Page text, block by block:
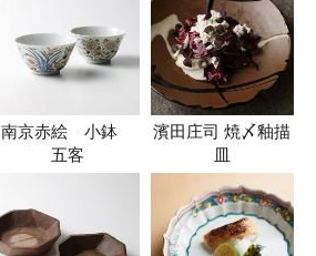
南京赤絵 小鉢
五客
濱田庄司 焼〆釉描
皿